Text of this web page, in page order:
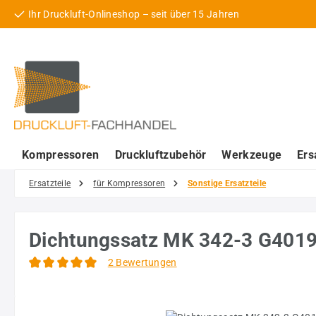
Hauptinhalt springen
Zur Suche springen
Zur Hauptnavigation springen
Ihr Druckluft-Onlineshop – seit über 15 Jahren
Kompressoren Druckluftzubehör Werkzeuge
Ersatzteile für Kompressoren Sonstige Ersatzteile
Dichtungssatz MK 342-3
2 Bewertungen